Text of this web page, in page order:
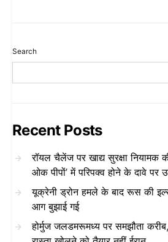
Search
Recent Posts
रॉयल चैलेंज पर खाद्य सुरक्षा नियामक
ओक पीपों’ में परिपक्व होने के दावे पर
यूक्रेनी ड्रोन हमले के बाद रूस की
आग बुझाई गई
होर्मुज जलडमरूमध्य पर समझौता